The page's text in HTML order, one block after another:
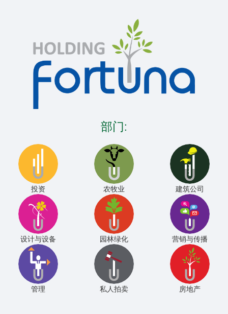
部门:
投资 农牧业 建筑公司
设计与设备 园林绿化 营销与传播
管理 私人拍卖 房地产